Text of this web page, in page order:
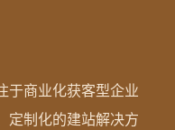
于商业化获客型企业
定制化的建站解决方